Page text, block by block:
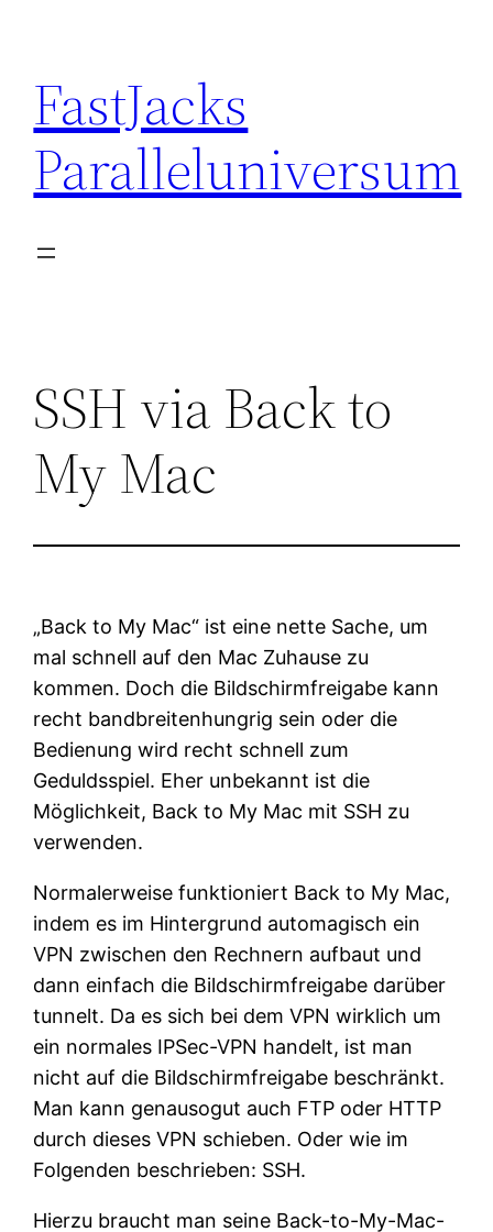
content
FastJacks
Paralleluniversum
SSH via Back to
My Mac
„Back to My Mac“ ist eine nette Sache, um
mal schnell auf den Mac Zuhause zu
kommen. Doch die Bildschirmfreigabe kann
recht bandbreitenhungrig sein oder die
Bedienung wird recht schnell zum
Geduldsspiel. Eher unbekannt ist die
Möglichkeit, Back to My Mac mit SSH zu
verwenden.
Normalerweise funktioniert Back to My Mac,
indem es im Hintergrund automagisch ein
VPN zwischen den Rechnern aufbaut und
dann einfach die Bildschirmfreigabe darüber
tunnelt. Da es sich bei dem VPN wirklich um
ein normales IPSec-VPN handelt, ist man
nicht auf die Bildschirmfreigabe beschränkt.
Man kann genausogut auch FTP oder HTTP
durch dieses VPN schieben. Oder wie im
Folgenden beschrieben: SSH.
Hierzu braucht man seine Back-to-My-Mac-